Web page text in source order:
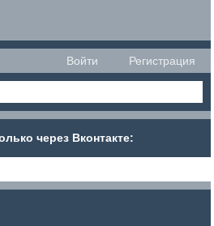
Войти Регистрация
через Вконтакте: